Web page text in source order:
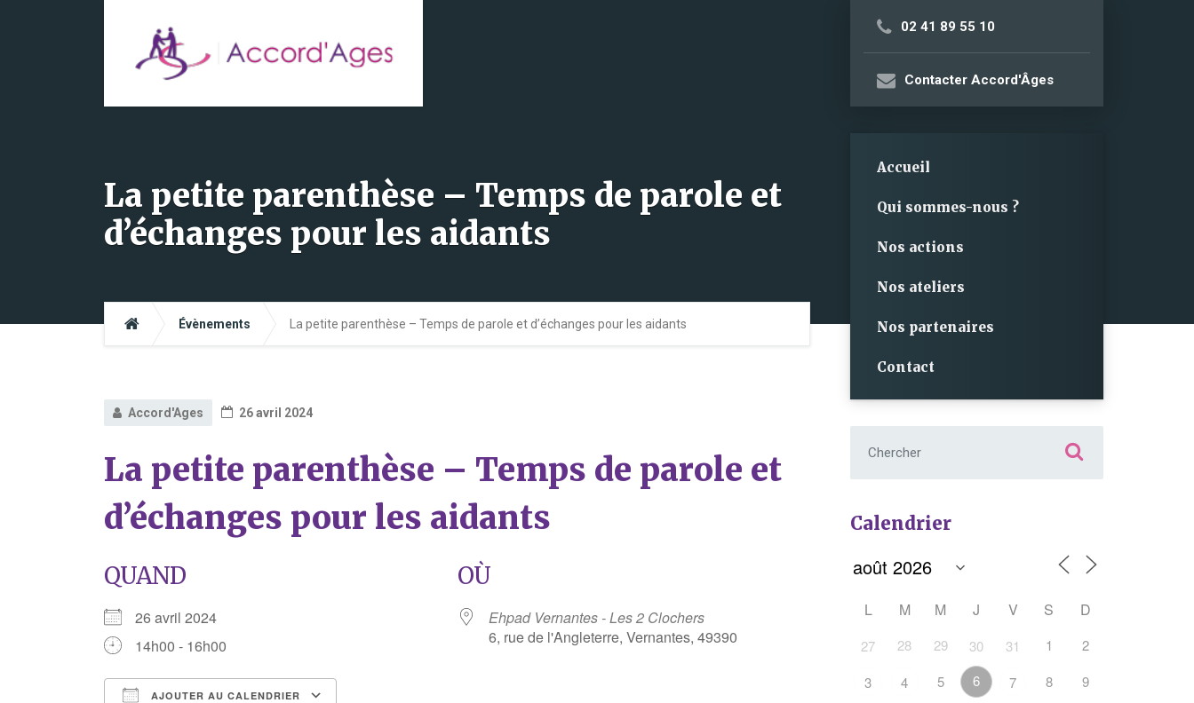
La petite parenthèse – Temps de parole et
d’échanges pour les aidants
Évènements La petite parenthèse – Temps de parole et d’échanges pour les aidants
Accord'Ages 26 avril 2024
La petite parenthèse – Temps de parole et
d’échanges pour les aidants
QUAND
26 avril 2024
14h00 - 16h00
AJOUTER AU CALENDRIER
OÙ
Ehpad Vernantes - Les 2 Clochers
6, rue de l'Angleterre, Vernantes, 49390
02 41 89 55 10
Contacter Accord'Âges
Accueil
Qui sommes-nous ?
Nos actions
Nos ateliers
Nos partenaires
Contact
Calendrier
L M M J V S D
27 28 29 30 31 1
2
3
4 5 6 7 8
9